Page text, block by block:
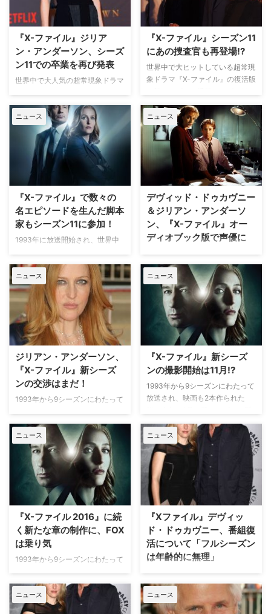
のディーン・ハグランドのインタ
ビュー映像が、ブルーレイ＆
ご紹介しよう。 【関連動画】デ
ィーン・ハグラ…
されたのは、ソフト版・テレビ朝
日版・字幕版の3種類。VHSや
じみの＜小杉十郎太・相沢恵子バ
ージョン…
『X-ファイル』ジリア
ン・アンダーソン、シーズ
ン11での卒業を再び発表
世界中で大人気の超常現象ドラマ
を演じてきたジリアン・アンダー
ソンが、復活版の新シーズン（通
算シーズン11）は昨年、同役を演
じるのはこれが最後だと衝撃発言
をしていたが、再度その意思に変
更はないことを発表した。米TV
Lineらが報じている。 【関連記
ァイル』…
『X-ファイル』シーズン11
にあの捜査官も再登場!?
世界中で大ヒットしている超常現
象ドラマ『X-ファイル』の復活版
に、あの捜査官も再登場するので
はないかと噂されていることが分
かった。米TV Lineが報じてい
る。 【関連記事】『X-ファイル
2016』スカリーの声を担当する
戸田恵子さんに直撃インタビュ
ー！ その捜査官とは、シーズン8
＆9で…
ニュース
『X-ファイル』で数々の
名エピソードを生んだ脚本
家もシーズン11に参加！
1993年に放送開始され、世界中
ラマ『X-ファイル』。2016年に
放送された6話構成のイベントシ
リーズも反響を呼び、米FOXが全
10話の新たなイベントシリーズ
をオーダーしたとのニュースは、
当サイトでお伝えした通り。シー
ズン11に当たる新イベントシリー
ピソードを…
ニュース
デヴィッド・ドゥカヴニー
＆ジリアン・アンダーソ
ン、『X-ファイル』オー
ディオブック版で声優に
大人気超常現象ドラマ『X-ファイ
ル』のモルダー役とスカリー役で
おなじみのデヴィッド・ドゥカヴ
ニーとジリアン・アンダーソン
が、同作のオーディオブック版
『The X-Files: Cold Cases（原
題）』で声優を務めることが分か
った。米Varietyが報じている。
Audible Studiosが製作する今回
のオーデ…
ニュース
ジリアン・アンダーソン、
『X-ファイル』新シーズ
ンの交渉はまだ！
1993年から9シーズンにわたって
シーズン10が放送された大人気
超常現象ドラマ『X-ファイル』。
今後もシリーズ続行が噂される
中、スカリーFBI捜査官を演じる
ジリアン・アンダーソンが、「シ
ーズン11への出演交渉はまだ」だ
と語っていることが分かった。
米Deadlineのインタビューを受
けた…
ニュース
『X-ファイル』新シーズ
ンの撮影開始は11月!?
1993年から9シーズンにわたって
放送され、映画も2本作られた
作された米FOXの人気ドラマ『X-
ファイル』。今後もシリーズ続行
が噂される中、クリエイターのク
リス・カーターが新シーズンにつ
いて語っている。 【関連コラ
ム】『X-ファイル 2016』戸田恵
子さんに直撃インタビュー！ 今
年放送され…
ニュース
『X-ファイル 2016』に続
く新たな章の制作に、FOX
は乗り気
1993年から9シーズンにわたって
気ドラマ『X-ファイル』。その復
活版として、米FOXで今年1月か
ら2月にかけて放送された新シリ
ニュース
『Xファイル』デヴィッ
ド・ドゥカヴニー、番組復
活について「フルシーズン
は年齢的に無理」
90年代を中心に人気を集め、今
でも根強い支持を受けている『X
ファイル』。その復活を検討する
ため、米FOXが主要関係者と協議
ニュース ニュース